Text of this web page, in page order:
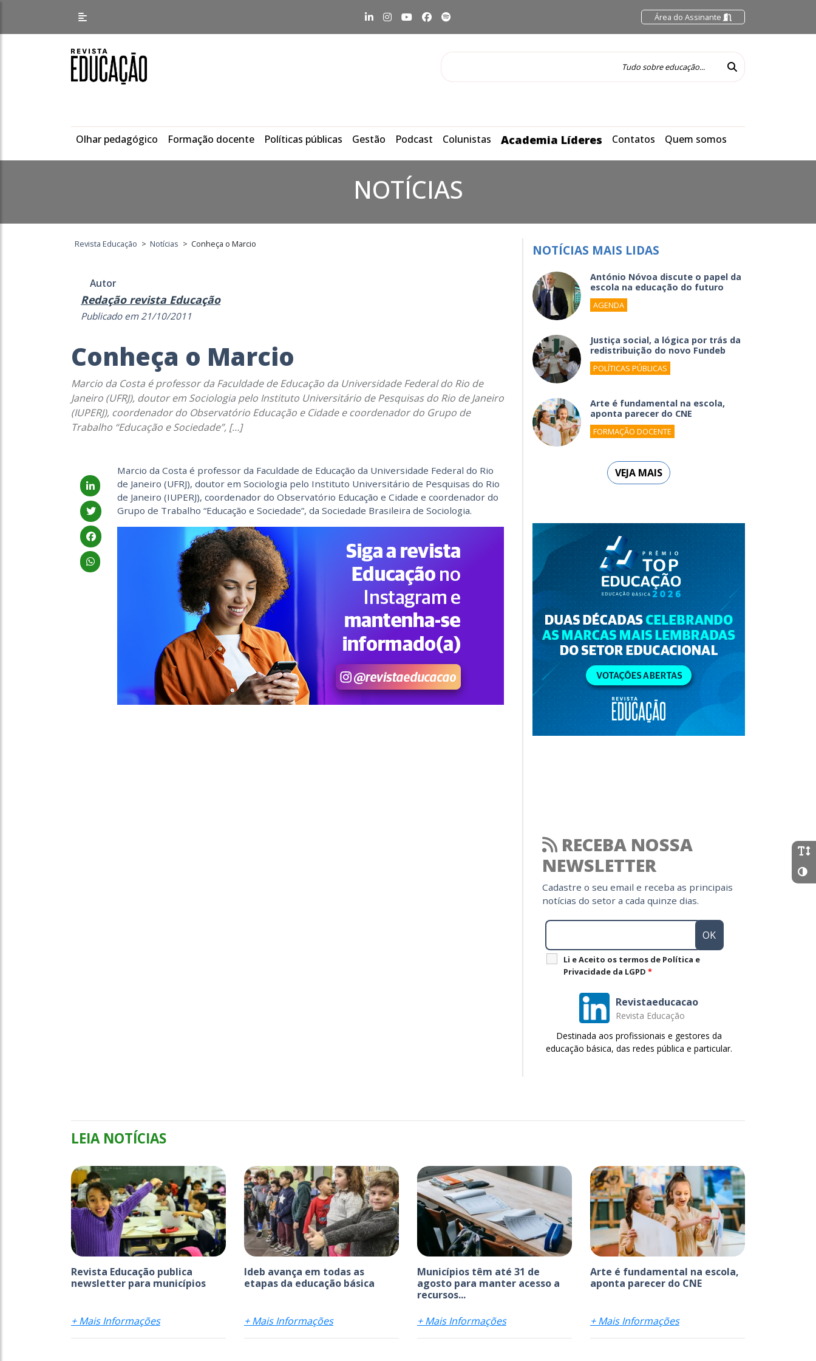
Área do Assinante
Olhar pedagógico Formação docente Políticas públicas Gestão Podcast Colunistas Academia Líderes Contatos Quem somos
NOTÍCIAS
Revista Educação > Notícias > Conheça o Marcio
Autor
Redação revista Educação
Publicado em 21/10/2011
Conheça o Marcio
Marcio da Costa é professor da Faculdade de Educação da Universidade Federal do Rio de
Janeiro (UFRJ), doutor em Sociologia pelo Instituto Universitário de Pesquisas do Rio de Janeiro
(IUPERJ), coordenador do Observatório Educação e Cidade e coordenador do Grupo de
Trabalho “Educação e Sociedade”, […]
Marcio da Costa é professor da Faculdade de Educação da Universidade Federal do Rio
de Janeiro (UFRJ), doutor em Sociologia pelo Instituto Universitário de Pesquisas do Rio
de Janeiro (IUPERJ), coordenador do Observatório Educação e Cidade e coordenador do
Grupo de Trabalho “Educação e Sociedade”, da Sociedade Brasileira de Sociologia.
NOTÍCIAS MAIS LIDAS
António Nóvoa discute o papel da
escola na educação do futuro
AGENDA
Justiça social, a lógica por trás da
redistribuição do novo Fundeb
POLÍTICAS PÚBLICAS
Arte é fundamental na escola,
aponta parecer do CNE
FORMAÇÃO DOCENTE
VEJA MAIS
RECEBA NOSSA
NEWSLETTER
Cadastre o seu email e receba as principais
notícias do setor a cada quinze dias.
Li e Aceito os termos de Política e
Privacidade da LGPD *
Revistaeducacao
Revista Educação
Destinada aos profissionais e gestores da
educação básica, das redes pública e particular.
LEIA NOTÍCIAS
Revista Educação publica
newsletter para municípios
+ Mais Informações
Ideb avança em todas as
etapas da educação básica
+ Mais Informações
Municípios têm até 31 de
agosto para manter acesso a
recursos...
+ Mais Informações
Arte é fundamental na escola,
aponta parecer do CNE
+ Mais Informações